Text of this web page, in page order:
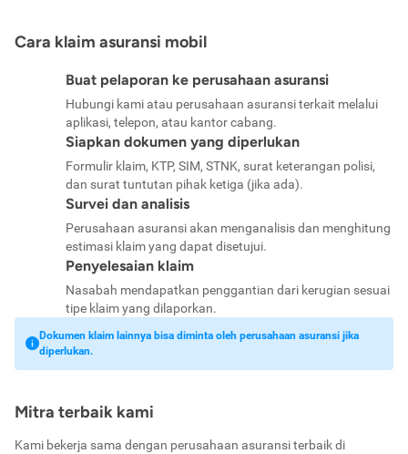
Cara klaim asuransi mobil
Buat pelaporan ke perusahaan asuransi
Hubungi kami atau perusahaan asuransi terkait melalui
aplikasi, telepon, atau kantor cabang.
Siapkan dokumen yang diperlukan
Formulir klaim, KTP, SIM, STNK, surat keterangan polisi,
dan surat tuntutan pihak ketiga (jika ada).
Survei dan analisis
Perusahaan asuransi akan menganalisis dan menghitung
estimasi klaim yang dapat disetujui.
Penyelesaian klaim
Nasabah mendapatkan penggantian dari kerugian sesuai
tipe klaim yang dilaporkan.
Dokumen klaim lainnya bisa diminta oleh perusahaan asuransi jika
diperlukan.
Mitra terbaik kami
Kami bekerja sama dengan perusahaan asuransi terbaik di